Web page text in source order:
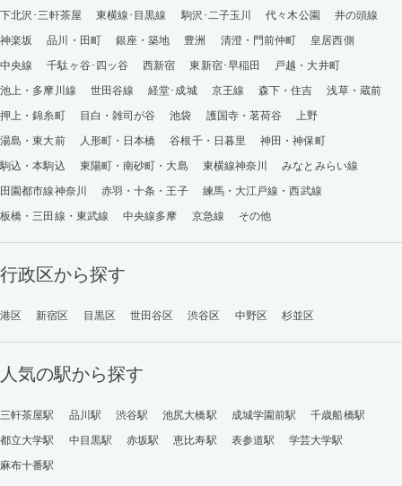
下北沢･三軒茶屋
東横線･目黒線 駒沢･二子玉川 代々木公園
井の頭線
神楽坂
品川・田町 銀座・築地 豊洲 清澄・門前仲町
皇居西側
中央線
千駄ヶ谷･四ッ谷 西新宿 東新宿･早稲田
戸越・大井町
池上・多摩川線
世田谷線 経堂･成城 京王線 森下・住吉
浅草・蔵前
押上・錦糸町
目白・雑司が谷 池袋 護国寺・茗荷谷
上野
湯島・東大前
人形町・日本橋 谷根千・日暮里
神田・神保町
駒込・本駒込
東陽町・南砂町・大島 東横線神奈川
みなとみらい線
田園都市線神奈川
赤羽・十条・王子
練馬・大江戸線・西武線
板橋・三田線・東武線
中央線多摩 京急線 その他
行政区から探す
港区 新宿区 目黒区 世田谷区 渋谷区 中野区 杉並区
人気の駅から探す
三軒茶屋駅 品川駅 渋谷駅 池尻大橋駅 成城学園前駅
千歳船橋駅
都立大学駅
中目黒駅 赤坂駅 恵比寿駅 表参道駅
学芸大学駅
麻布十番駅